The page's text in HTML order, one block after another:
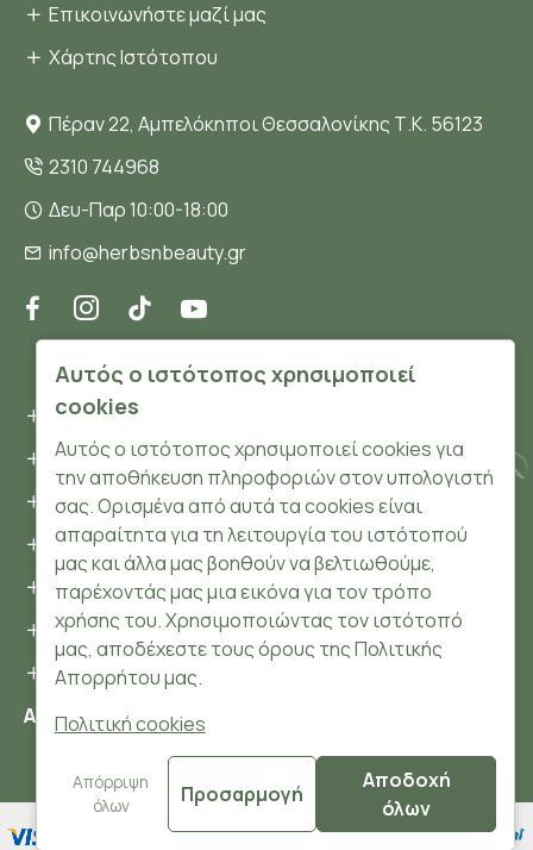
Επικοινωνήστε μαζί μας
Χάρτης Ιστότοπου
Πέραν 22, Αμπελόκηποι Θεσσαλονίκης Τ.Κ. 56123
2310 744968
Δευ-Παρ 10:00-18:00
info@herbsnbeauty.gr
ΠΛΗΡΟΦΟΡΊΕΣ
Όροι και συνθήκες
Προσωπικά δεδομένα
Ασφάλεια
Τρόποι Πληρωμής
Τρόποι Αποστολής
Επιστροφές Προϊόντων
Cookies
Αριθμός ΓΕΜΗ: 148204106000
© 2024 HerbsnBeauty.gr All Rights Reserved.
Αυτός ο ιστότοπος χρησιμοποιεί
cookies
Αυτός ο ιστότοπος χρησιμοποιεί cookies για
την αποθήκευση πληροφοριών στον υπολογιστή
σας. Ορισμένα από αυτά τα cookies είναι
απαραίτητα για τη λειτουργία του ιστότοπού
μας και άλλα μας βοηθούν να βελτιωθούμε,
παρέχοντάς μας μια εικόνα για τον τρόπο
χρήσης του. Χρησιμοποιώντας τον ιστότοπό
μας, αποδέχεστε τους όρους της Πολιτικής
Απορρήτου μας.
Πολιτική cookies
Απόρριψη
όλων
Προσαρμογή
Αποδοχή
όλων